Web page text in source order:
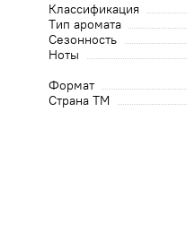
Классификация
Тип аромата
Сезонность
Ноты
Формат
Страна ТМ